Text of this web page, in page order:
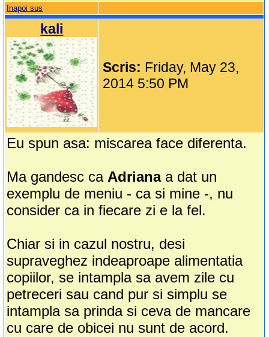
Inapoi sus
kali
Scris: Friday, May 23,
2014 5:50 PM
Eu spun asa: miscarea face diferenta.
Ma gandesc ca Adriana a dat un
exemplu de meniu - ca si mine -, nu
consider ca in fiecare zi e la fel.
Chiar si in cazul nostru, desi
supraveghez indeaproape alimentatia
copiilor, se intampla sa avem zile cu
petreceri sau cand pur si simplu se
intampla sa prinda si ceva de mancare
cu care de obicei nu sunt de acord.